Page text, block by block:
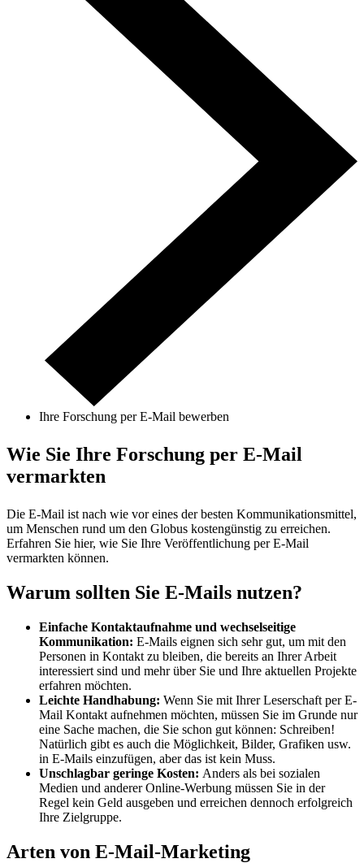
Ihre Forschung per E-Mail bewerben
Wie Sie Ihre Forschung per E-Mail
vermarkten
Die E-Mail ist nach wie vor eines der besten Kommunikationsmittel,
um Menschen rund um den Globus kostengünstig zu erreichen.
Erfahren Sie hier, wie Sie Ihre Veröffentlichung per E-Mail
vermarkten können.
Warum sollten Sie E-Mails nutzen?
Einfache Kontaktaufnahme und wechselseitige
Kommunikation: E-Mails eignen sich sehr gut, um mit den
Personen in Kontakt zu bleiben, die bereits an Ihrer Arbeit
interessiert sind und mehr über Sie und Ihre aktuellen Projekte
erfahren möchten.
Leichte Handhabung: Wenn Sie mit Ihrer Leserschaft per E-
Mail Kontakt aufnehmen möchten, müssen Sie im Grunde nur
eine Sache machen, die Sie schon gut können: Schreiben!
Natürlich gibt es auch die Möglichkeit, Bilder, Grafiken usw.
in E-Mails einzufügen, aber das ist kein Muss.
Unschlagbar geringe Kosten: Anders als bei sozialen
Medien und anderer Online-Werbung müssen Sie in der
Regel kein Geld ausgeben und erreichen dennoch erfolgreich
Ihre Zielgruppe.
Arten von E-Mail-Marketing